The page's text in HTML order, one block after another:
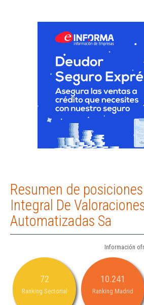
Resumen de
Integral De
Automatizadas Sa
Información
72
Ranking Sectorial
10.241
Ranking Madrid